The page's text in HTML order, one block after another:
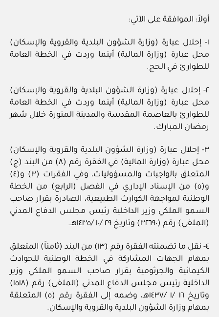
أولاً: الموافقة على الآتي:
١- إحلال عبارة (وزارة الشؤون البلدية والقروية والإسكان)
محل عبارة (وزارة المالية) أينما وردت في الخطة العامة
للطوارئ في الحج.
٢- إحلال عبارة (وزارة الشؤون البلدية والقروية والإسكان)
محل عبارة (وزارة المالية) أينما وردت في الخطة العامة
للطوارئ بالعاصمة المقدسة والمدينة المنورة خلال شهر
رمضان المبارك.
٣- إحلال عبارة (وزارة الشؤون البلدية والقروية والإسكان)
محل عبارة (وزارة المالية) في الفقرة رقم (٨) من البند (ج)
المتعلق بالواجبات والمسؤوليات، وفي الفقرات (٣) و(٤)
و(٥) من الإسناد الإداري في الفصل (الرابع) من الخطة
الوطنية لمواجهة الكوارث الطبيعية، الصادرة بقرار صاحب
السمو الملكي وزير الداخلية رئيس مجلس الدفاع المدني
(الملغي) رقم (٣٢٦٩٠) وتاريخ ٢٩ /١٠ /١٤٣٥هـ.
٤- نقل ما تضمنته الفقرة رقم (١٣) من البند (ثامناً) المتعلق
بمهام الجهات المشاركة في الخطة الوطنية للحوادث
الكيمائية والجرثومية بقرار صاحب السمو الملكي وزير
الداخلية رئيس مجلس الدفاع المدني (الملغي) رقم (١٥١٨)
وتاريخ ١٦ /١ /١٤٣٧هـ، وضمه إلى الفقرة رقم (٥) المتعلقة
بمهام وزارة الشؤون البلدية والقروية والإسكان.